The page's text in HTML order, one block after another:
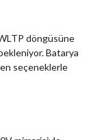
döngüsüne
Batarya
seçeneklerle